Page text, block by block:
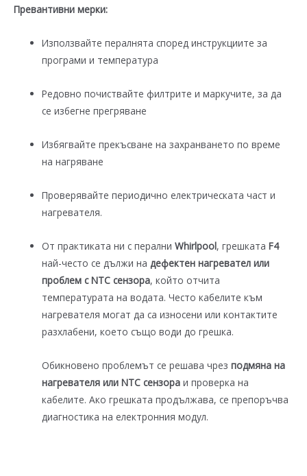
Превантивни мерки:
Използвайте пералнята според инструкциите за
програми и температура
Редовно почиствайте филтрите и маркучите, за да
се избегне прегряване
Избягвайте прекъсване на захранването по време
на нагряване
Проверявайте периодично електрическата част и
нагревателя.
От практиката ни с пералниWhirlpool, грешкатаF4
най-често се дължи надефектен нагревател или
проблем с NTC сензора, който отчита
температурата на водата. Често кабелите към
нагревателя могат да са износени или контактите
разхлабени, което също води до грешка.
Обикновено проблемът се решава чрезподмяна на
нагревателя или NTC сензора и проверка на
кабелите. Ако грешката продължава, се препоръчва
диагностика на електронния модул.